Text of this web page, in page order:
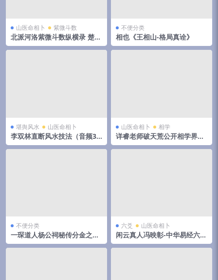
山医命相卜 紫微斗数
北派河洛紫微斗数纵横录 楚天
云阔
不便分类
相也《王相山-格局真诠》
堪舆风水 山医命相卜
李双林直断风水技法（音频31
集）
山医命相卜 相学
详睿老师破天荒公开相学界不
传之秘法
不便分类
一琛道人杨公祠秘传分金之胎
骨线法（高清晰版本）
六爻 山医命相卜
闲云真人冯映彰-中华易经六爻
实用预测技术讲义352页